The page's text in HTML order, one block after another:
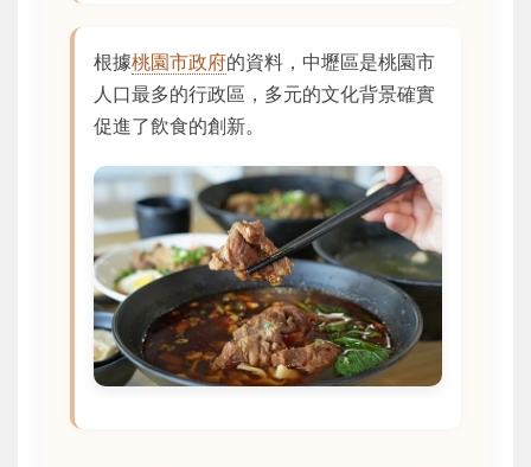
根據桃園市政府的資料，中壢區是桃園市
人口最多的行政區，多元的文化背景確實
促進了飲食的創新。